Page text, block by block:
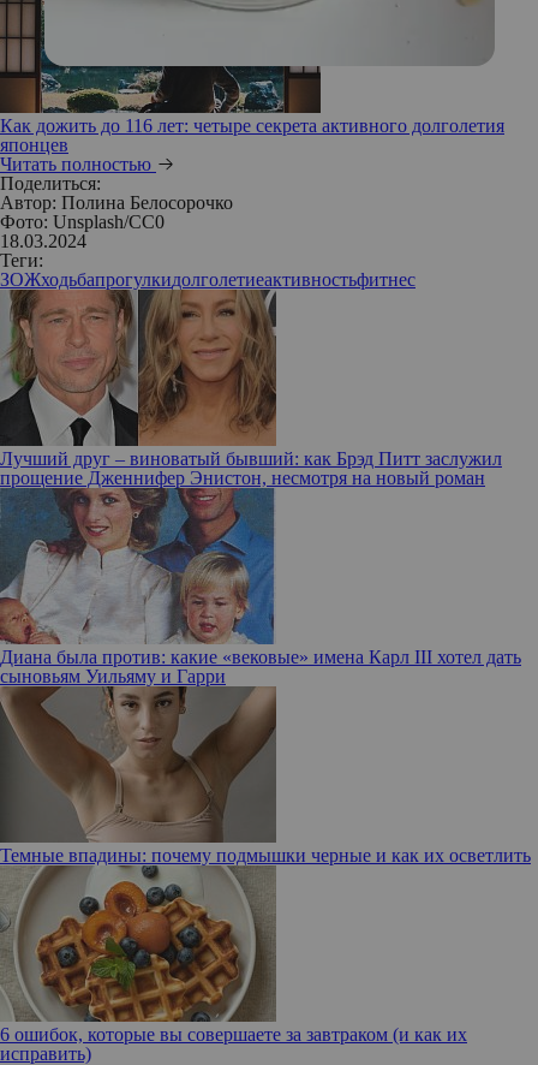
Как дожить до 116 лет: четыре секрета активного долголетия
японцев
Читать полностью
Поделиться:
Автор: Полина Белосорочко
Фото: Unsplash/CC0
18.03.2024
Теги:
ЗОЖходьбапрогулкидолголетиеактивностьфитнес
Лучший друг – виноватый бывший: как Брэд Питт заслужил
прощение Дженнифер Энистон, несмотря на новый роман
Диана была против: какие «вековые» имена Карл III хотел дать
сыновьям Уильяму и Гарри
Темные впадины: почему подмышки черные и как их осветлить
6 ошибок, которые вы совершаете за завтраком (и как их
исправить)